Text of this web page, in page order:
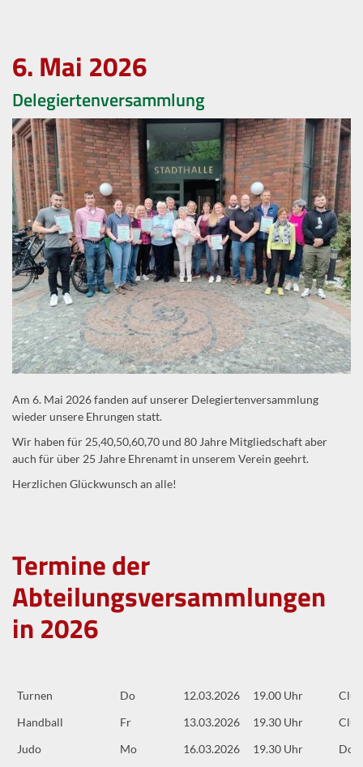
6. Mai 2026
Delegiertenversammlung
Am 6. Mai 2026 fanden auf unserer Delegiertenversammlung
wieder unsere Ehrungen statt.
Wir haben für 25,40,50,60,70 und 80 Jahre Mitgliedschaft aber
auch für über 25 Jahre Ehrenamt in unserem Verein geehrt.
Herzlichen Glückwunsch an alle!
Termine der
Abteilungsversammlungen
in 2026
Turnen Do 12.03.2026 19.00 Uhr
Handball
Fr 13.03.2026 19.30 Uhr
Judo
Mo 16.03.2026 19.30 Uhr
Dojo